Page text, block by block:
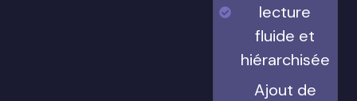
lecture
fluide et
hiérarchisée
Ajout de